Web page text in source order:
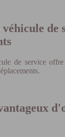
de
de service